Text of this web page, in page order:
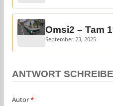
Omsi2 – Tam
September 23, 2025
ANTWORT
Autor*